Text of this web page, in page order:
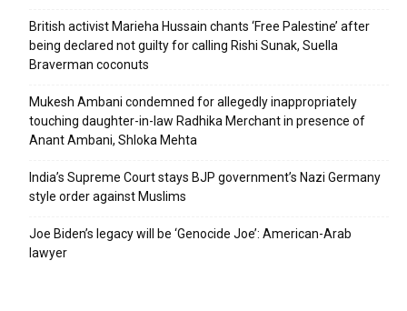
British activist Marieha Hussain chants ‘Free Palestine’ after
being declared not guilty for calling Rishi Sunak, Suella
Braverman coconuts
Mukesh Ambani condemned for allegedly inappropriately
touching daughter-in-law Radhika Merchant in presence of
Anant Ambani, Shloka Mehta
India’s Supreme Court stays BJP government’s Nazi Germany
style order against Muslims
Joe Biden’s legacy will be ‘Genocide Joe’: American-Arab
lawyer